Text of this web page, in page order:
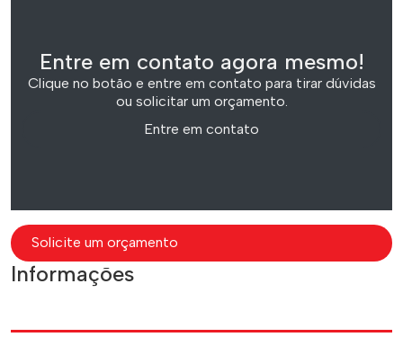
Entre em contato agora mesmo!
Clique no botão e entre em contato para tirar dúvidas
ou solicitar um orçamento.
Entre em contato
Solicite um orçamento
Informações